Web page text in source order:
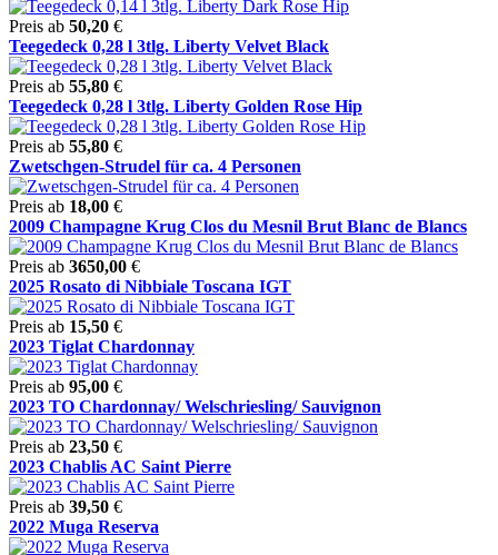
Preis ab 50,20 €
Teegedeck 0,28 l 3tlg. Liberty Velvet Black
Preis ab 55,80 €
Teegedeck 0,28 l 3tlg. Liberty Golden Rose Hip
Preis ab 55,80 €
Zwetschgen-Strudel für ca. 4 Personen
Preis ab 18,00 €
2009 Champagne Krug Clos du Mesnil Brut Blanc de Blancs
Preis ab 3650,00 €
2025 Rosato di Nibbiale Toscana IGT
Preis ab 15,50 €
2023 Tiglat Chardonnay
Preis ab 95,00 €
2023 TO Chardonnay/ Welschriesling/ Sauvignon
Preis ab 23,50 €
2023 Chablis AC Saint Pierre
Preis ab 39,50 €
2022 Muga Reserva